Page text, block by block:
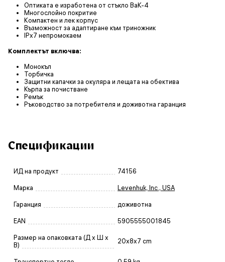
Оптиката е изработена от стъкло BaK-4
Многослойно покритие
Компактен и лек корпус
Възможност за адаптиране към триножник
IPx7 непромокаем
Комплектът включва:
Монокъл
Торбичка
Защитни капачки за окуляра и лещата на обектива
Кърпа за почистване
Ремък
Ръководство за потребителя и доживотна гаранция
Спецификации
ИД на продукт 74156
Марка Levenhuk, Inc., USA
Гаранция доживотна
EAN 5905555001845
Размер на опаковката (Д x Ш x
В)
20x8x7 cm